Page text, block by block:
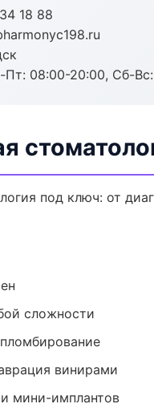
18 88
Пт: 08:00-20:00, Сб-Вс:
под ключ: от
сложности
винирами
мини-имплантов